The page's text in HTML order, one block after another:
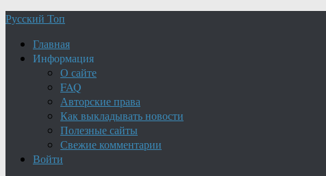
Русский Топ
Главная
Информация
О сайте
FAQ
Авторские права
Как выкладывать новости
Полезные сайты
Свежие комментарии
Войти